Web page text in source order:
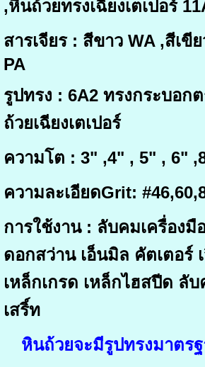
,หินถ้วยทรงเฉียงเตเปอร์
สารเจียร : สีขาว WA ,สีเขี
PA
รูปทรง : 6A2 ทรงกระบอก
ถ้วยเฉียงเตเปอร์
ความโต : 3" ,4" , 5" , 6"
ความละเอียดGrit:
การใช้งาน : ลับคมเครื่องมื
ดอกสว่าน เอ็นมิล คัตเตอร์
เหล็กเกรด เหล็กไฮสปีด ลั
เสริ์ท
หินถ้วยจะมีรูปทรงมาตร